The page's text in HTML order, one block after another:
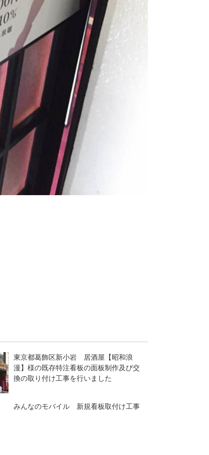
東京都葛飾区新小岩 居酒屋【昭和浪
漫】様の既存特注看板の面板制作及び交
換の取り付け工事を行いました
みんなのモバイル 新規看板取付け工事